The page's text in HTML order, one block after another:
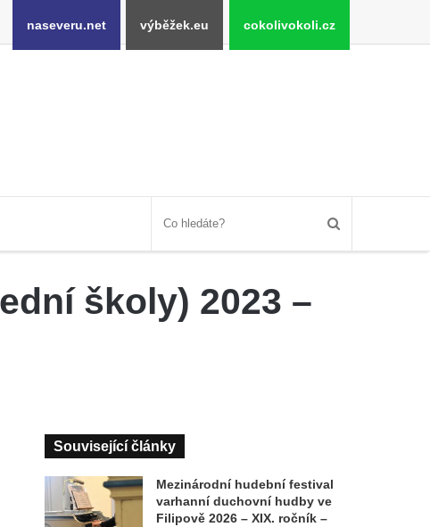
naseveru.net výběžek.eu cokolivokoli.cz
školy) 2023 –
Související články
Mezinárodní hudební festival
varhanní duchovní hudby ve
Filipově 2026 – XIX. ročník –